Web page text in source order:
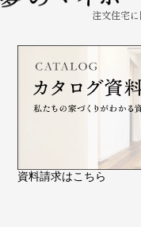
注文住宅
資料請求はこちら